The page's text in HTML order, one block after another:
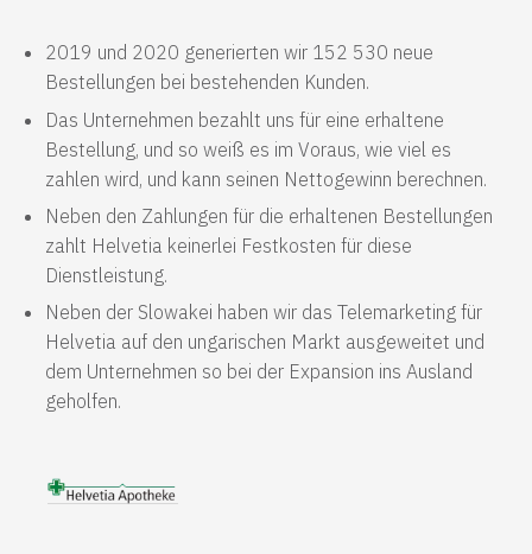
2019 und 2020 generierten wir 152 530 neue
Bestellungen bei bestehenden Kunden.
Das Unternehmen bezahlt uns für eine erhaltene
Bestellung, und so weiß es im Voraus, wie viel es
zahlen wird, und kann seinen Nettogewinn berechnen.
Neben den Zahlungen für die erhaltenen Bestellungen
zahlt Helvetia keinerlei Festkosten für diese
Dienstleistung.
Neben der Slowakei haben wir das Telemarketing für
Helvetia auf den ungarischen Markt ausgeweitet und
dem Unternehmen so bei der Expansion ins Ausland
geholfen.